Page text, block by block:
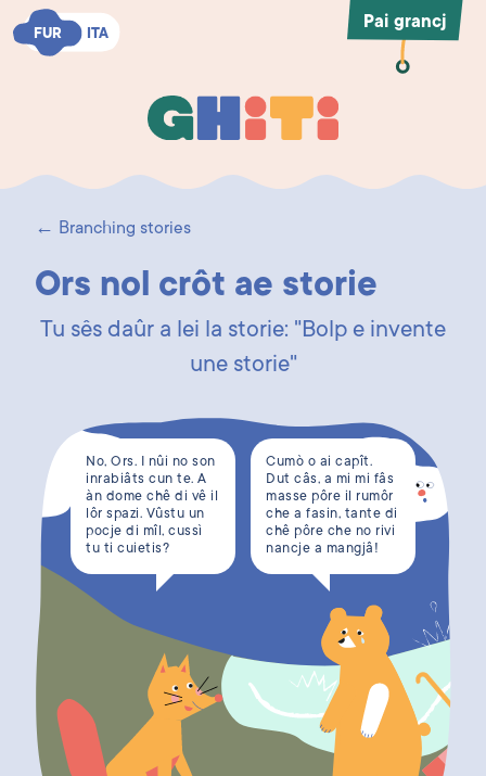
FUR ITA
FUR ITA
Ghiti
Pai grancj
← Branching stories
Ors nol crôt ae storie
Tu sês daûr a lei la storie: "Bolp e invente
une storie"
No, Ors. I nûi no son
inrabiâts cun te. A
àn dome chê di vê il
lôr spazi. Vûstu un
pocje di mîl, cussì
tu ti cuietis?
Cumò o ai capît.
Dut câs, a mi mi fâs
masse pôre il rumôr
che a fasin, tante di
chê pôre che no rivi
nancje a mangjâ!